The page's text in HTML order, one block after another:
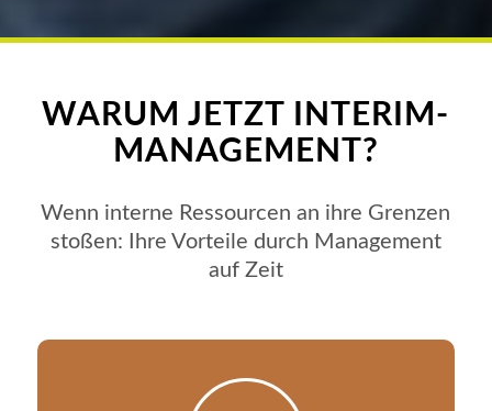
WARUM JETZT INTERIM-
MANAGEMENT?
Wenn interne Ressourcen an ihre Grenzen
stoßen: Ihre Vorteile durch Management
auf Zeit